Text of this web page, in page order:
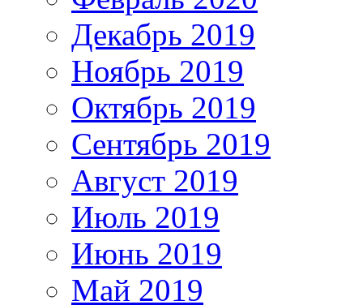
Декабрь 2019
Ноябрь 2019
Октябрь 2019
Сентябрь 2019
Август 2019
Июль 2019
Июнь 2019
Май 2019